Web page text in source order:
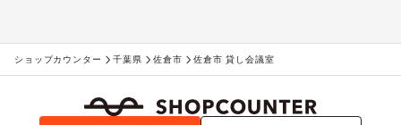
ショップカウンター 千葉県 佐倉市 佐倉市 貸し会議室